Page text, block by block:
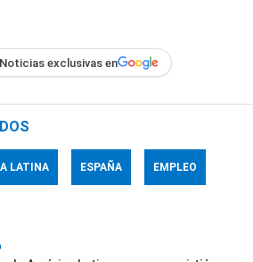
exclusivas en
LATINA ESPAÑA EMPLEO